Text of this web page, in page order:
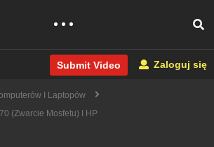
Submit Video Zaloguj się
I Laptopów
(zwarcie Mosfetu) I HP